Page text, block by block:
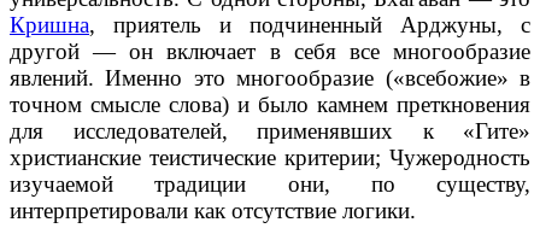
Кришна, приятель и подчиненный Арджуны, с
другой — он включает в себя все многообразие
явлений. Именно это многообразие («всебожие» в
точном смысле слова) и было камнем преткновения
для исследователей, применявших к «Гите»
христианские теистические критерии; Чужеродность
изучаемой традиции они, по существу,
интерпретировали как отсутствие логики.